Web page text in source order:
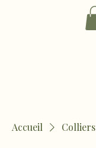
Accueil Colliers